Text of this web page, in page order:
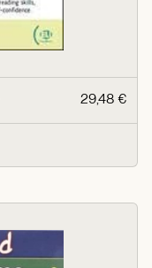
29,48 €